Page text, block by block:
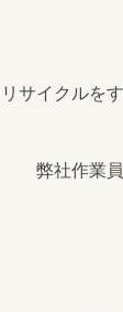
リサイクルを
弊社作業